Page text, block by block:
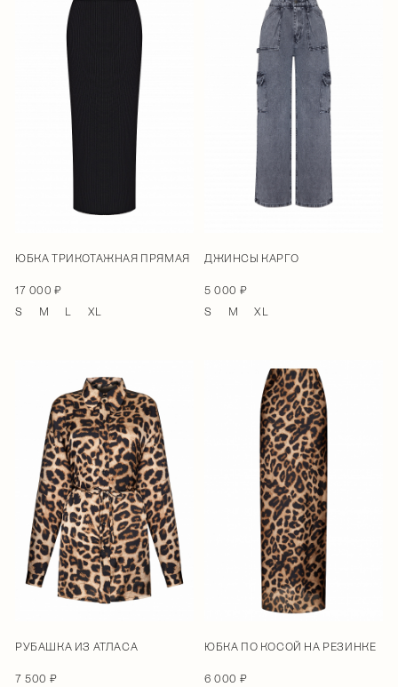
ЮБКА ТРИКОТАЖНАЯ ПРЯМАЯ
17 000 ₽
S
M L XL
ДЖИНСЫ КАРГО
5 000 ₽
S
M XL
РУБАШКА ИЗ АТЛАСА
7 500 ₽
ЮБКА ПО КОСОЙ НА РЕЗИНКЕ
6 000 ₽